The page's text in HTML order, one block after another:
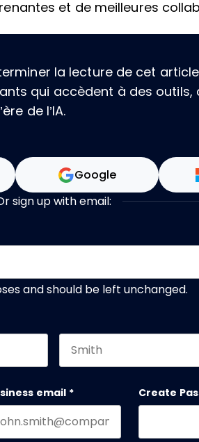
et de meilleures
la lecture de cet
qui accèdent à des outils,
de l’IA.
Google
sign up with email:
and should be left unchanged.
email * Create